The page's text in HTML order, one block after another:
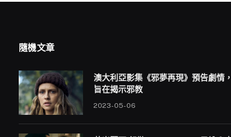
隨機文章
澳大利亞影集《邪夢再現》預告劇情，
旨在揭示邪教
2023-05-06